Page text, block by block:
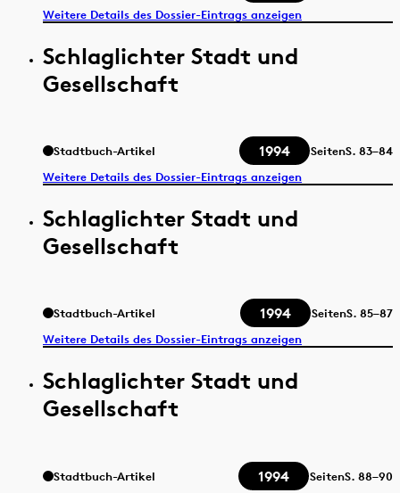
Weitere Details des Dossier-Eintrags anzeigen
Schlaglichter Stadt und
Gesellschaft
Stadtbuch-Artikel 1994 SeitenS. 83–84
Weitere Details des Dossier-Eintrags anzeigen
Schlaglichter Stadt und
Gesellschaft
Stadtbuch-Artikel 1994 SeitenS. 85–87
Weitere Details des Dossier-Eintrags anzeigen
Schlaglichter Stadt und
Gesellschaft
Stadtbuch-Artikel 1994 SeitenS. 88–90